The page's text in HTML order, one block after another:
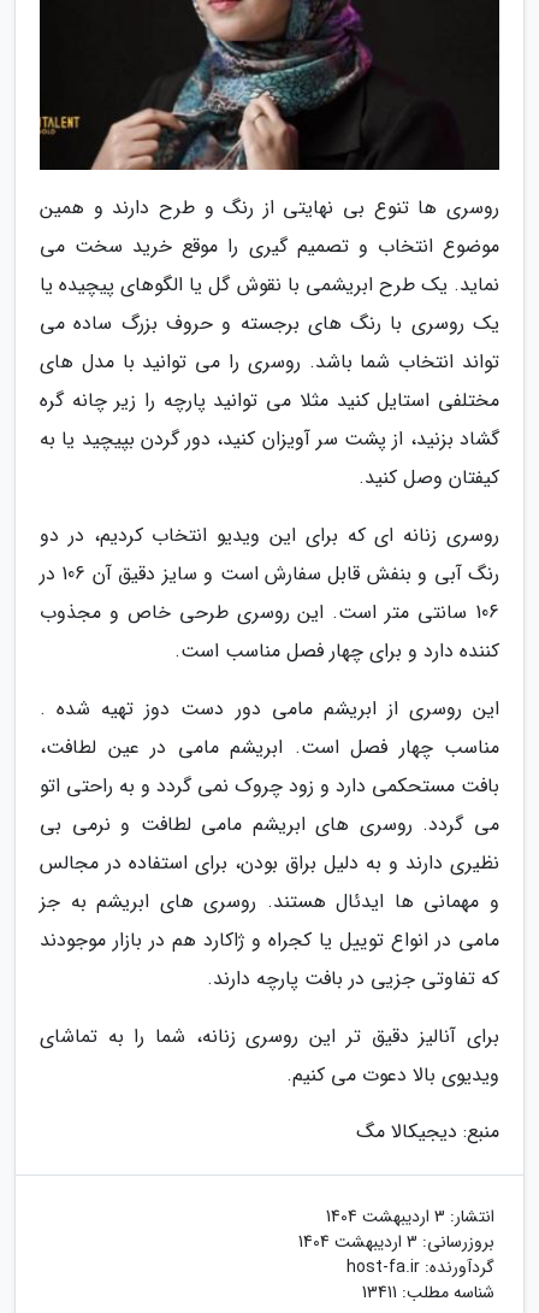
روسری ها تنوع بی نهایتی از رنگ و طرح دارند و همین
موضوع انتخاب و تصمیم گیری را موقع خرید سخت می
نماید. یک طرح ابریشمی با نقوش گل یا الگوهای پیچیده یا
یک روسری با رنگ های برجسته و حروف بزرگ ساده می
تواند انتخاب شما باشد. روسری را می توانید با مدل های
مختلفی استایل کنید مثلا می توانید پارچه را زیر چانه گره
گشاد بزنید، از پشت سر آویزان کنید، دور گردن بپیچید یا به
کیفتان وصل کنید.
روسری زنانه ای که برای این ویدیو انتخاب کردیم، در دو
رنگ آبی و بنفش قابل سفارش است و سایز دقیق آن 106 در
106 سانتی متر است. این روسری طرحی خاص و مجذوب
کننده دارد و برای چهار فصل مناسب است.
این روسری از ابریشم مامی دور دست دوز تهیه شده .
مناسب چهار فصل است. ابریشم مامی در عین لطافت،
بافت مستحکمی دارد و زود چروک نمی گردد و به راحتی اتو
می گردد. روسری های ابریشم مامی لطافت و نرمی بی
نظیری دارند و به دلیل براق بودن، برای استفاده در مجالس
و مهمانی ها ایدئال هستند. روسری های ابریشم به جز
مامی در انواع توییل یا کجراه و ژاکارد هم در بازار موجودند
که تفاوتی جزیی در بافت پارچه دارند.
برای آنالیز دقیق تر این روسری زنانه، شما را به تماشای
ویدیوی بالا دعوت می کنیم.
منبع: دیجیکالا مگ
انتشار: 3 اردیبهشت 1404
بروزرسانی: 3 اردیبهشت 1404
گردآورنده: host-fa.ir
شناسه مطلب: 13411